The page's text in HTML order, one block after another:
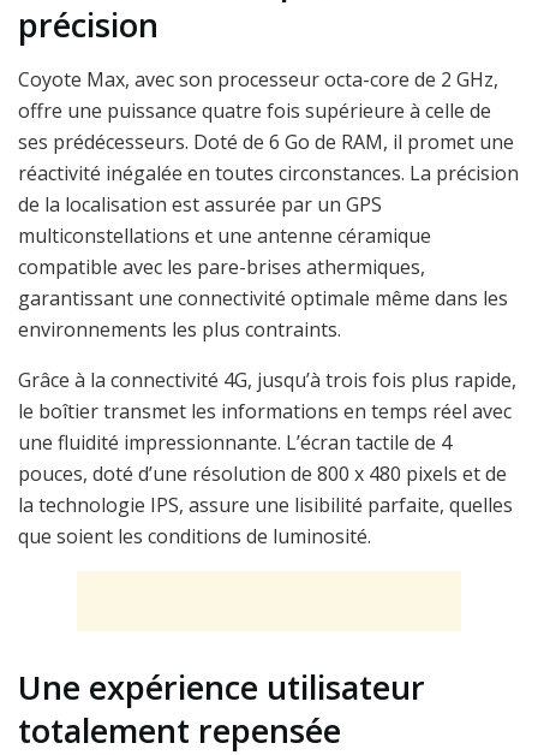
précision
Coyote Max, avec son processeur octa-core de 2 GHz,
offre une puissance quatre fois supérieure à celle de
ses prédécesseurs. Doté de 6 Go de RAM, il promet une
réactivité inégalée en toutes circonstances. La précision
de la localisation est assurée par un GPS
multiconstellations et une antenne céramique
compatible avec les pare-brises athermiques,
garantissant une connectivité optimale même dans les
environnements les plus contraints.
Grâce à la connectivité 4G, jusqu’à trois fois plus rapide,
le boîtier transmet les informations en temps réel avec
une fluidité impressionnante. L’écran tactile de 4
pouces, doté d’une résolution de 800 x 480 pixels et de
la technologie IPS, assure une lisibilité parfaite, quelles
que soient les conditions de luminosité.
Une expérience utilisateur
totalement repensée